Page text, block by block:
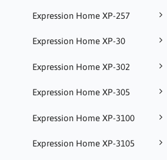
Expression Home XP-257
Expression Home XP-30
Expression Home XP-302
Expression Home XP-305
Expression Home XP-3100
Expression Home XP-3105